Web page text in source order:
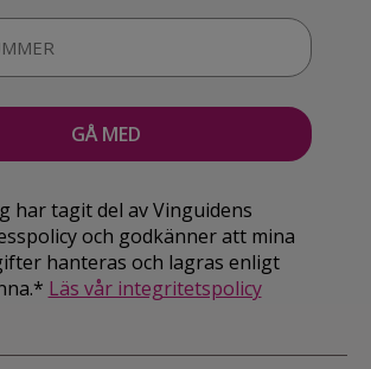
har tagit del av Vinguidens
och godkänner att mina
hanteras och lagras enligt
Läs vår integritetspolicy